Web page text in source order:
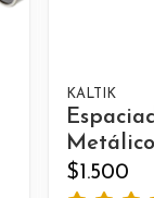
KALTIK
$1.500